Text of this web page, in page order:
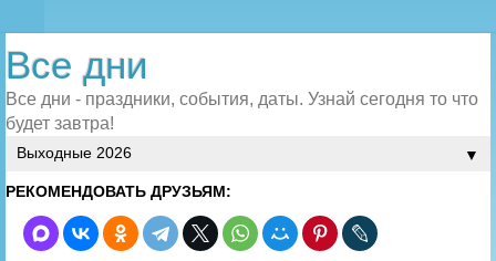
Все дни
Все дни - праздники, события, даты. Узнай сегодня то что
будет завтра!
▼
РЕКОМЕНДОВАТЬ ДРУЗЬЯМ: